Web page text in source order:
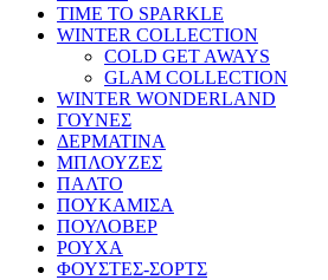
TIME TO SPARKLE
WINTER COLLECTION
COLD GET AWAYS
GLAM COLLECTION
WINTER WONDERLAND
ΓΟΥΝΕΣ
ΔΕΡΜΑΤΙΝΑ
ΜΠΛΟΥΖΕΣ
ΠΑΛΤΟ
ΠΟΥΚΑΜΙΣΑ
ΠΟΥΛΟΒΕΡ
ΡΟΥΧΑ
ΦΟΥΣΤΕΣ-ΣΟΡΤΣ